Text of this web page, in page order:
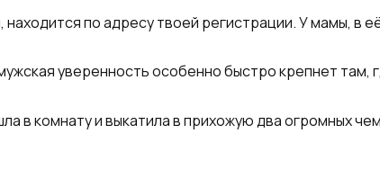
по адресу твоей регистрации. У мамы, в
уверенность особенно быстро крепнет
в комнату и выкатила в прихожую два огромных